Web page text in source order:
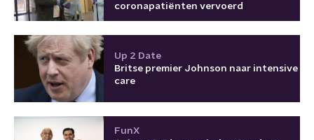
coronapatiënten vervoerd
Up 2 Date
Britse premier Johnson naar intensive
care
FunX